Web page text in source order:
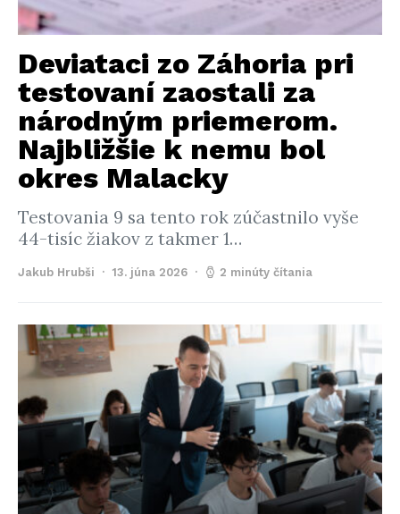
Deviataci zo Záhoria pri
testovaní zaostali za
národným priemerom.
Najbližšie k nemu bol
okres Malacky
Testovania 9 sa tento rok zúčastnilo vyše
44-tisíc žiakov z takmer 1…
Jakub Hrubši 13. júna 2026 2 minúty čítania